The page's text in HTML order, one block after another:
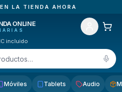
HOY EN CANARIAS
ONLINE
incluido
Móviles Tablets Audio